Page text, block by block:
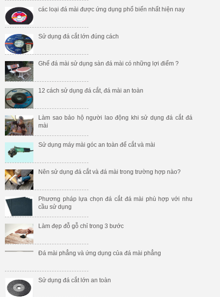
các loại đá mài được ứng dụng phổ biến nhất hiện nay
Sử dụng đá cắt lớn đúng cách
Ghế đá mài sử dụng sàn đá mài có những lợi điểm ?
12 cách sử dụng đá cắt, đá mài an toàn
Làm sao bảo hộ người lao động khi sử dụng đá cắt đá
mài
Sử dụng máy mài góc an toàn để cắt và mài
Nên sử dụng đá cắt và đá mài trong trường hợp nào?
Phương pháp lựa chọn đá cắt đá mài phù hợp với nhu
cầu sử dụng
Làm đẹp đỗ gỗ chỉ trong 3 bước
Đá mài phẳng và ứng dụng của đá mài phẳng
Sử dụng đá cắt lớn an toàn